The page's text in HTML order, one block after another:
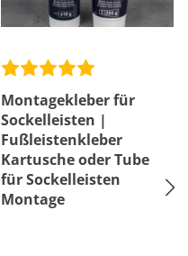
Montagekleber für
Sockelleisten |
Fußleistenkleber
Kartusche oder Tube
für Sockelleisten
Montage